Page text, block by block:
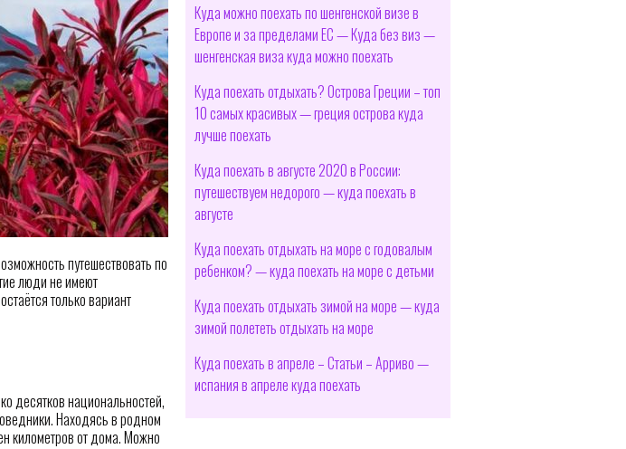
путешествовать по
люди не имеют
только вариант
десятков национальностей,
Находясь в родном
километров от дома. Можно
Куда можно поехать по шенгенской визе в
Европе и за пределами ЕС — Куда без виз —
шенгенская виза куда можно поехать
Куда поехать отдыхать? Острова Греции – топ
10 самых красивых — греция острова куда
лучше поехать
Куда поехать в августе 2020 в России:
путешествуем недорого — куда поехать в
августе
Куда поехать отдыхать на море с годовалым
ребенком? — куда поехать на море с детьми
Куда поехать отдыхать зимой на море — куда
зимой полететь отдыхать на море
Куда поехать в апреле – Статьи – Арриво —
испания в апреле куда поехать